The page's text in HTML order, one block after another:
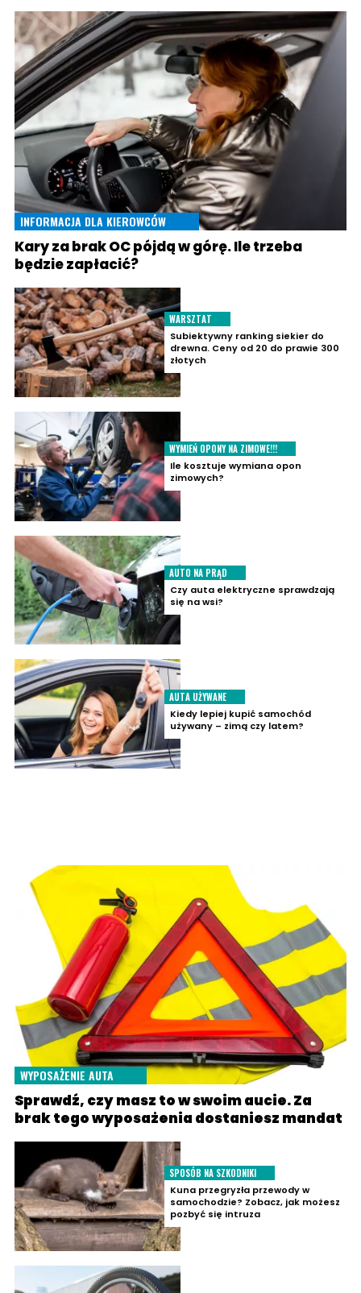
INFORMACJA DLA KIEROWCÓW
Kary za brak OC pójdą w górę. Ile trzeba
będzie zapłacić?
WARSZTAT
Subiektywny ranking siekier do
drewna. Ceny od 20 do prawie 300
złotych
WYMIEŃ OPONY NA ZIMOWE!!!
Ile kosztuje wymiana opon
zimowych?
AUTO NA PRĄD
Czy auta elektryczne sprawdzają
się na wsi?
AUTA UŻYWANE
Kiedy lepiej kupić samochód
używany – zimą czy latem?
WYPOSAŻENIE AUTA
Sprawdź, czy masz to w swoim aucie. Za
brak tego wyposażenia dostaniesz mandat
SPOSÓB NA SZKODNIKI
Kuna przegryzła przewody w
samochodzie? Zobacz, jak możesz
pozbyć się intruza